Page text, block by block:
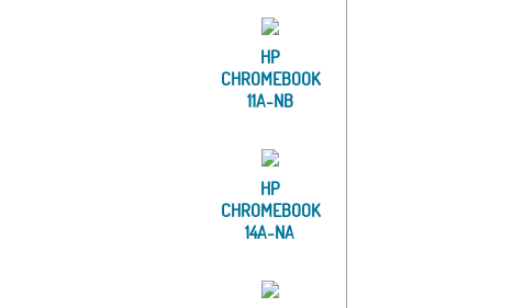
HP
CHROMEBOOK
11A-NB
HP
CHROMEBOOK
14A-NA